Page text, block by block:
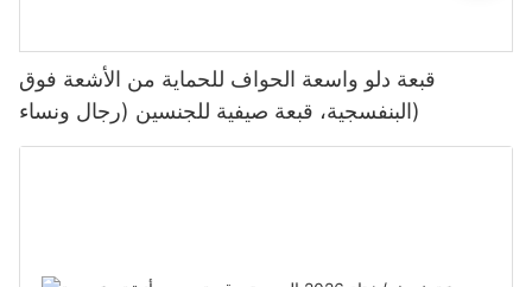
قبعة دلو واسعة الحواف للحماية من الأشعة فوق
البنفسجية، قبعة صيفية للجنسين (رجال ونساء)